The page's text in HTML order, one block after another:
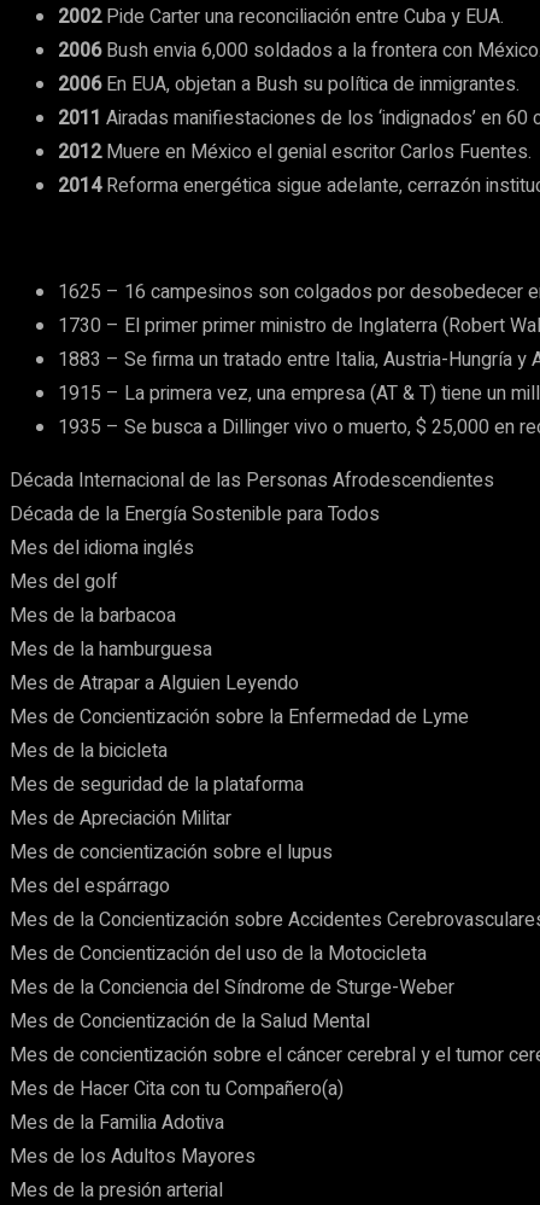
2002Pide Carter una reconciliación entre Cuba y EUA.
2006Bush envia 6,000 soldados a la frontera con México.
2006En EUA, objetan a Bush su política de inmigrantes.
2011 Airadas manifiestaciones de los ‘indignados’ en
2012Muere en México el genial escritor Carlos Fuentes.
2014Reforma energética sigue adelante, cerrazón
1625 – 16 campesinos son colgados por desobedecer
1730 – El primer primer ministro de Inglaterra (Robert
1883 – Se firma un tratado entre Italia, Austria-Hungría y
1915 – La primera vez, una empresa (AT & T) tiene un
1935 – Se busca a Dillinger vivo o muerto, $ 25,000 en
Década Internacional de las Personas Afrodescendientes
Década de la Energía Sostenible para Todos
Mes del idioma inglés
Mes del golf
Mes de la barbacoa
Mes de la hamburguesa
Mes de Atrapar a Alguien Leyendo
Mes de Concientización sobre la Enfermedad de Lyme
Mes de la bicicleta
Mes de seguridad de la plataforma
Mes de Apreciación Militar
Mes de concientización sobre el lupus
Mes del espárrago
Mes de la Concientización sobre Accidentes
Mes de Concientización del uso de la Motocicleta
Mes de la Conciencia del Síndrome de Sturge-Weber
Mes de Concientización de la Salud Mental
Mes de concientización sobre el cáncer cerebral y el tumor
Mes de Hacer Cita con tu Compañero(a)
Mes de la Familia Adotiva
Mes de los Adultos Mayores
Mes de la presión arterial